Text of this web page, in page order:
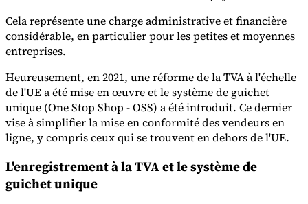
Experts
Nos auteursDevenir contributeurChoisir un expert
Cela représente une charge administrative et financière
considérable, en particulier pour les petites et moyennes
entreprises.
Heureusement, en 2021, une réforme de la TVA à l'échelle
de l'UE a été mise en œuvre et le système de guichet
unique (One Stop Shop - OSS) a été introduit. Ce dernier
vise à simplifier la mise en conformité des vendeurs en
ligne, y compris ceux qui se trouvent en dehors de l'UE.
L'enregistrement à la TVA et le système de
guichet unique